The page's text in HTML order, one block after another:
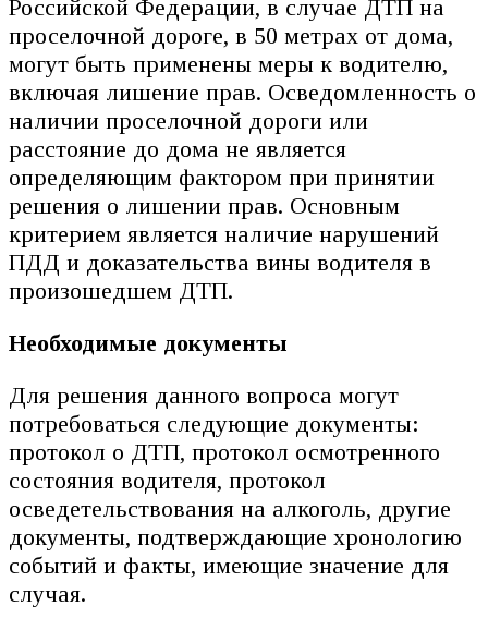
Российской Федерации, в случае ДТП на
проселочной дороге, в 50 метрах от дома,
могут быть применены меры к водителю,
включая лишение прав. Осведомленность о
наличии проселочной дороги или
расстояние до дома не является
определяющим фактором при принятии
решения о лишении прав. Основным
критерием является наличие нарушений
ПДД и доказательства вины водителя в
произошедшем ДТП.
Необходимые документы
Для решения данного вопроса могут
потребоваться следующие документы:
протокол о ДТП, протокол осмотренного
состояния водителя, протокол
осведетельствования на алкоголь, другие
документы, подтверждающие хронологию
событий и факты, имеющие значение для
случая.